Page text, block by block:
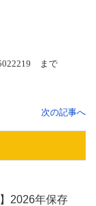
5022219 まで
次の記事へ
2026年保存